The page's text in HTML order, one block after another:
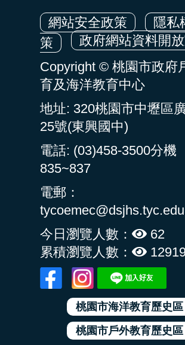
網站安全政策
隱私
策
政府網站資料開
Copyright © 桃園市政府
育及海洋教育中心
地址: 320桃園市中壢區
25號(東興國中)
電話: (03)458-3500分機
835~837
電郵：
今日瀏覽人數：
62
累積瀏覽人數：